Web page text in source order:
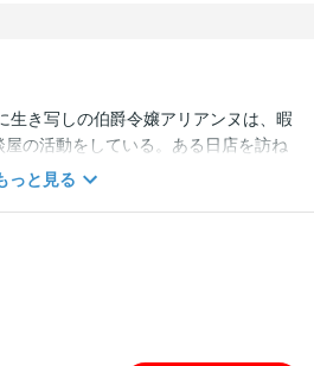
生き写しの伯爵令嬢アリアンヌは、暇
の活動をしている。ある日店を訪ね
って行った。不審に思ったアリアンヌ
恋・婚約ロマンス！
っと見る